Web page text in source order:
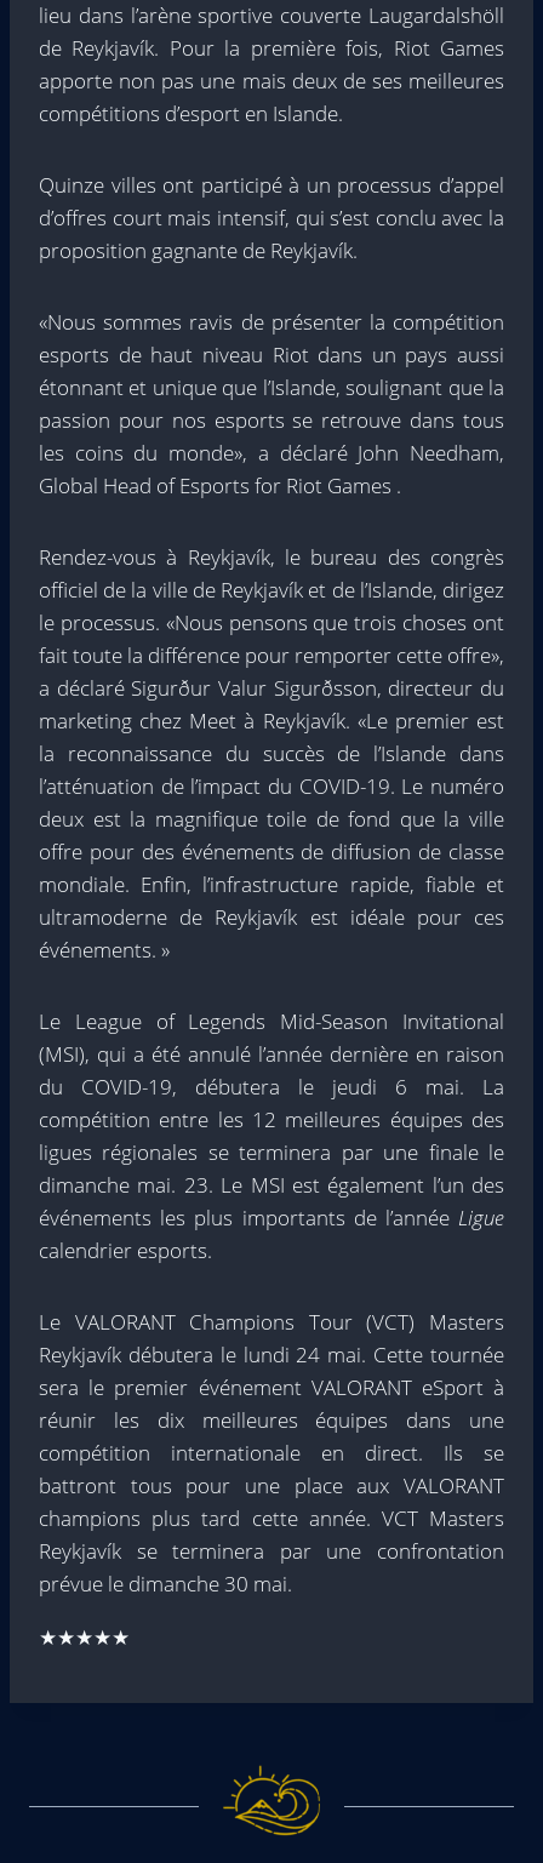
lieu dans l’arène sportive couverte Laugardalshöll
de Reykjavík. Pour la première fois, Riot Games
apporte non pas une mais deux de ses meilleures
compétitions d’esport en Islande.
Quinze villes ont participé à un processus d’appel
d’offres court mais intensif, qui s’est conclu avec la
proposition gagnante de Reykjavík.
«Nous sommes ravis de présenter la compétition
esports de haut niveau Riot dans un pays aussi
étonnant et unique que l’Islande, soulignant que la
passion pour nos esports se retrouve dans tous
les coins du monde», a déclaré John Needham,
Global Head of Esports for Riot Games .
Rendez-vous à Reykjavík, le bureau des congrès
officiel de la ville de Reykjavík et de l’Islande, dirigez
le processus. «Nous pensons que trois choses ont
fait toute la différence pour remporter cette offre»,
a déclaré Sigurður Valur Sigurðsson, directeur du
marketing chez Meet à Reykjavík. «Le premier est
la reconnaissance du succès de l’Islande dans
l’atténuation de l’impact du COVID-19. Le numéro
deux est la magnifique toile de fond que la ville
offre pour des événements de diffusion de classe
mondiale. Enfin, l’infrastructure rapide, fiable et
ultramoderne de Reykjavík est idéale pour ces
événements. »
Le League of Legends Mid-Season Invitational
(MSI), qui a été annulé l’année dernière en raison
du COVID-19, débutera le jeudi 6 mai. La
compétition entre les 12 meilleures équipes des
ligues régionales se terminera par une finale le
dimanche mai. 23. Le MSI est également l’un des
événements les plus importants de l’année Ligue
calendrier esports.
Le VALORANT Champions Tour (VCT) Masters
Reykjavík débutera le lundi 24 mai. Cette tournée
sera le premier événement VALORANT eSport à
réunir les dix meilleures équipes dans une
compétition internationale en direct. Ils se
battront tous pour une place aux VALORANT
champions plus tard cette année. VCT Masters
Reykjavík se terminera par une confrontation
prévue le dimanche 30 mai.
★★★★★